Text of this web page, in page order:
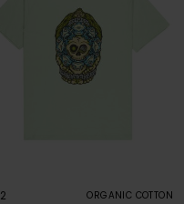
2 ORGANIC COTTON